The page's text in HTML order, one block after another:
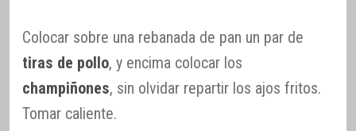
Colocar sobre una rebanada de pan un par de
tiras de pollo, y encima colocar los
champiñones, sin olvidar repartir los ajos fritos.
Tomar caliente.